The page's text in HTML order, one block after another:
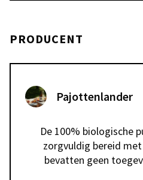
PRODUCENT
Pajottenlander
De 100% biologische
zorgvuldig bereid
bevatten geen